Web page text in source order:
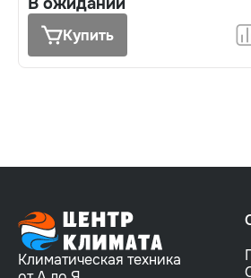
Купить
Климатическая техника